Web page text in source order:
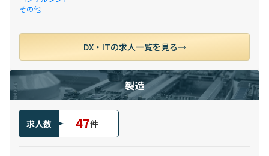
その他
DX・ITの求人一覧を見る
製造
求人数 47件